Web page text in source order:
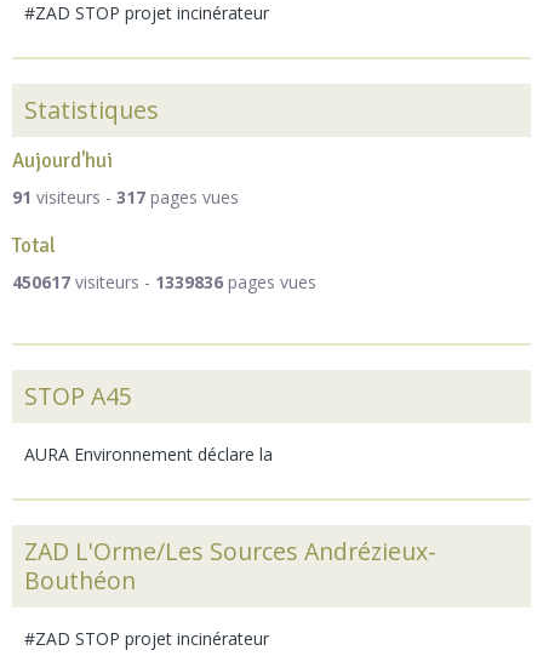
#ZAD STOP projet incinérateur
Statistiques
Aujourd'hui
91 visiteurs - 317 pages vues
Total
450617 visiteurs - 1339836 pages vues
STOP A45
AURA Environnement déclare la
ZAD L'Orme/Les Sources Andrézieux-
Bouthéon
#ZAD STOP projet incinérateur